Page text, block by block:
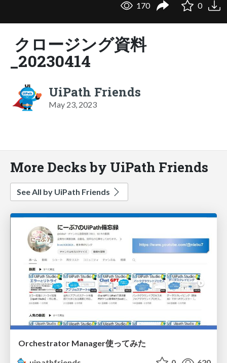
170 0
クロージング資料
_20230414
UiPath Friends
May 23, 2023
More Decks by UiPath Friends
See All by UiPath Friends
Orchestrator Manager使ってみた